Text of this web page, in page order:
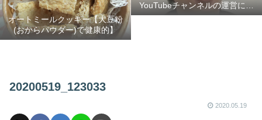
オートミールクッキー【大豆粉
(おからパウダー)で健康的】
YouTubeチャンネルの運営につ
いて【2020年6月】
20200519_123033
2020.05.19